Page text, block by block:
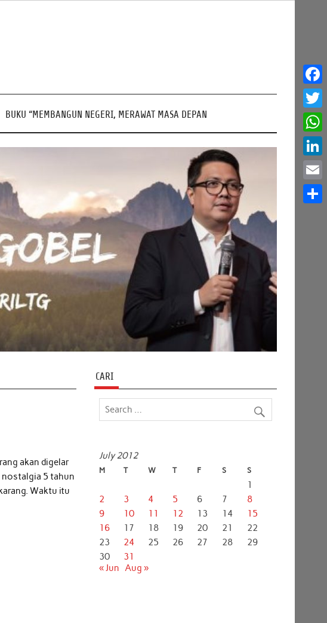
BUKU “MEMBANGUN NEGERI, MERAWAT MASA DEPAN
akan digelar
nostalgia 5 tahun
Waktu itu
CARI
July 2012
M T W T F S S
1
2
3 4 5 6 7
8
9
10 11 12 13 14
15
16
17 18 19 20 21
22
23
24 25 26 27 28
29
30
31
« Jun Aug »
Email